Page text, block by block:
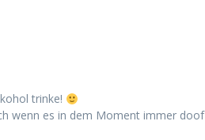
trinke!
wenn es in dem Moment immer doof